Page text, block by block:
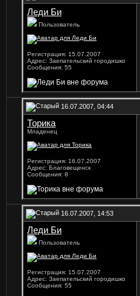
Леди Би
Пользователь
Регистрация: 15.07.2007
Адрес: Заепательский городишко
Сообщения: 55
16.07.2007, 04:44
Торика
Младенец
Регистрация: 16.07.2007
Адрес: Благовещенск
Сообщения: 8
16.07.2007, 14:53
Леди Би
Пользователь
Регистрация: 15.07.2007
Адрес: Заепательский городишко
Сообщения: 55